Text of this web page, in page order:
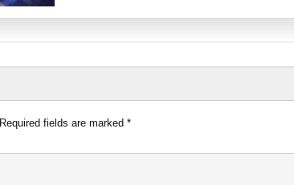
Required fields are marked *